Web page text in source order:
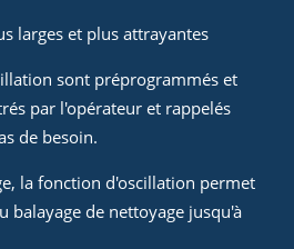
larges et plus attrayantes
sont préprogrammés et
par l'opérateur et rappelés
de besoin.
la fonction d'oscillation permet
balayage de nettoyage jusqu'à